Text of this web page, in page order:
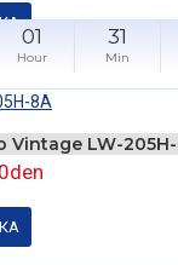
01
Hour
31
Min
Vintage LW-